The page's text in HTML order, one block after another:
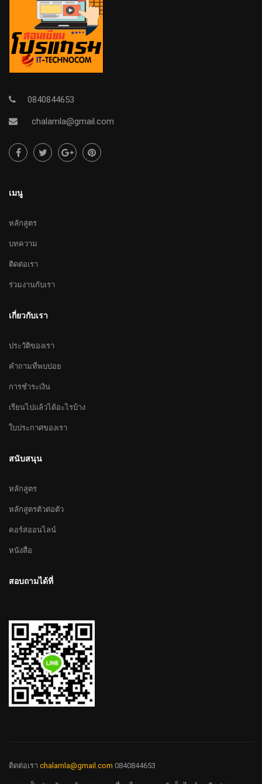
0840844653
chalamla@gmail.com
เมนู
หลักสูตร
บทความ
ติดต่อเรา
ร่วมงานกับเรา
เกี่ยวกับเรา
ประวัติของเรา
คำถามที่พบบ่อย
การชำระเงิน
เรียนไปแล้วได้อะไรบ้าง
ใบประกาศของเรา
สนับสนุน
หลักสูตร
หลักสูตรตัวต่อตัว
คอร์สออนไลน์
หนังสือ
สอบถามได้ที่
ติดต่อเรา chalamla@gmail.com 0840844653